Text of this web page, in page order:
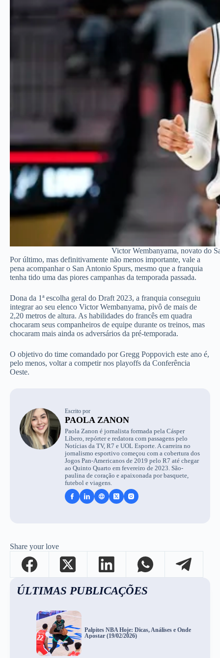
Victor Wembanyama, novato do
Por último, mas definitivamente não menos importante, vale a
pena acompanhar o San Antonio Spurs, mesmo que a franquia
tenha tido uma das piores campanhas da temporada passada.
Dona da 1ª escolha geral do Draft 2023, a franquia conseguiu
integrar ao seu elenco Victor Wembanyama, pivô de mais de
2,20 metros de altura. As habilidades do francês em quadra
chocaram seus companheiros de equipe durante os treinos, mas
chocaram mais ainda os adversários da pré-temporada.
O objetivo do time comandado por Gregg Poppovich este ano é,
pelo menos, voltar a competir nos playoffs da Conferência
Oeste.
Escrito por
PAOLA ZANON
Paola Zanon é jornalista formada pela Cásper
Líbero, repórter e redatora com passagens pelo
Notícias da TV, R7 e UOL Esporte. A carreira no
jornalismo esportivo começou com a cobertura dos
Jogos Pan-Americanos de 2019 pelo R7 até chegar
ao Quinto Quarto em fevereiro de 2023. São-
paulina de coração e apaixonada por basquete,
futebol e viagens.
Share your love
ÚLTIMAS PUBLICAÇÕES
Palpites NBA Hoje: Dicas, Análises e Onde
Apostar (19/02/2026)